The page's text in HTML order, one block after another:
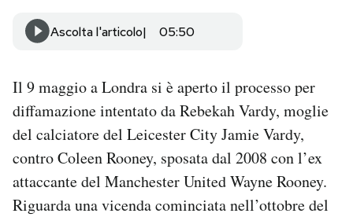
AREA PERSONALE
Newsletter
Notifiche mobile
Regala il Post
Ascolta l'articolo 05:50
Il 9 maggio a Londra si è aperto il processo per
diffamazione intentato da Rebekah Vardy, moglie
del calciatore del Leicester City Jamie Vardy,
contro Coleen Rooney, sposata dal 2008 con l’ex
attaccante del Manchester United Wayne Rooney.
Riguarda una vicenda cominciata nell’ottobre del